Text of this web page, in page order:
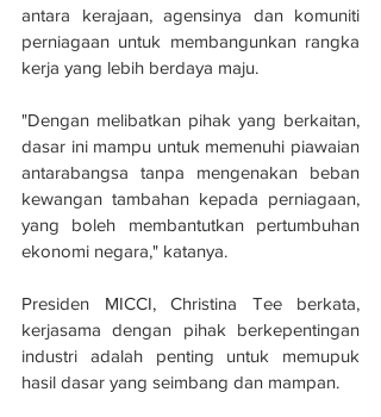
antara kerajaan, agensinya dan komuniti
perniagaan untuk membangunkan rangka
kerja yang lebih berdaya maju.
"Dengan melibatkan pihak yang berkaitan,
dasar ini mampu untuk memenuhi piawaian
antarabangsa tanpa mengenakan beban
kewangan tambahan kepada perniagaan,
yang boleh membantutkan pertumbuhan
ekonomi negara," katanya.
Presiden MICCI, Christina Tee berkata,
kerjasama dengan pihak berkepentingan
industri adalah penting untuk memupuk
hasil dasar yang seimbang dan mampan.